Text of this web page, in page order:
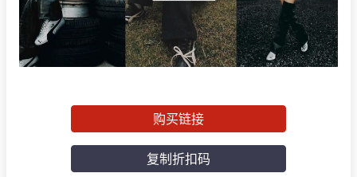
购买链接
复制折扣码